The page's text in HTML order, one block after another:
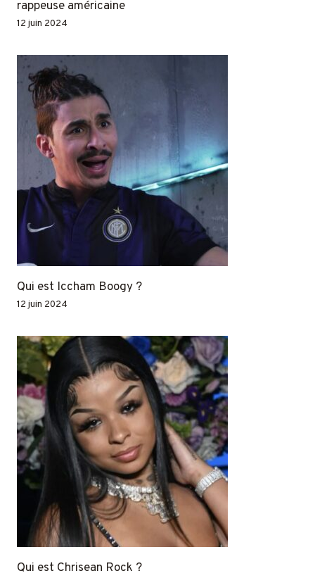
rappeuse américaine
12 juin 2024
Qui est Iccham Boogy ?
12 juin 2024
Qui est Chrisean Rock ?